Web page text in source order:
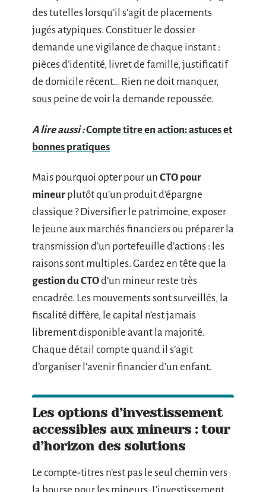
des tutelles lorsqu’il s’agit de placements
jugés atypiques. Constituer le dossier
demande une vigilance de chaque instant :
pièces d’identité, livret de famille, justificatif
de domicile récent… Rien ne doit manquer,
sous peine de voir la demande repoussée.
A lire aussi :Compte titre en action: astuces et
bonnes pratiques
Mais pourquoi opter pour un CTO pour
mineur plutôt qu’un produit d’épargne
classique ? Diversifier le patrimoine, exposer
le jeune aux marchés financiers ou préparer la
transmission d’un portefeuille d’actions : les
raisons sont multiples. Gardez en tête que la
gestion du CTOd’un mineur reste très
encadrée. Les mouvements sont surveillés, la
fiscalité diffère, le capital n’est jamais
librement disponible avant la majorité.
Chaque détail compte quand il s’agit
d’organiser l’avenir financier d’un enfant.
Les options d’investissement
accessibles aux mineurs : tour
d’horizon des solutions
Le compte-titres n’est pas le seul chemin vers